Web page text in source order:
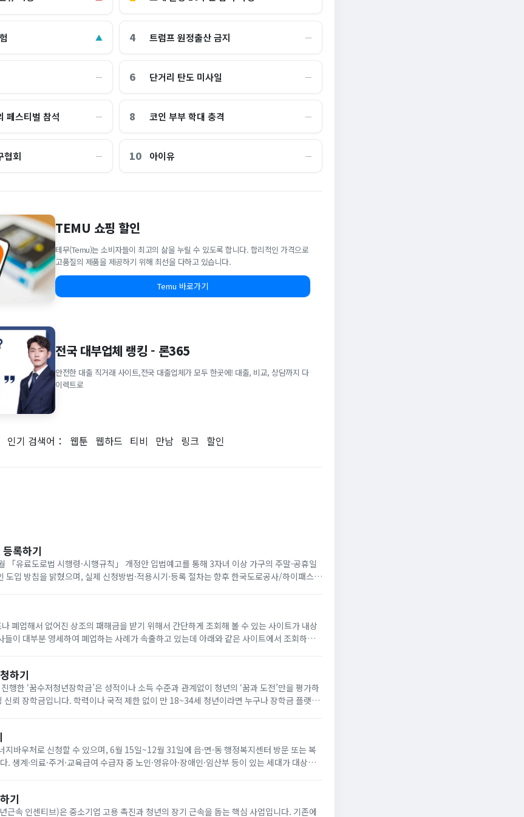
▲ 4 트럼프 원정출산 금지 ―
― 6 단거리 탄도 미사일 ―
페스티벌 참석 ― 8 코인 부부 학대 충격 ―
협회 ― 10 아이유 ―
TEMU 쇼핑 할인
테무(Temu)는 소비자들이 최고의 삶을 누릴 수 있도록 합니다. 합리적인 가격으로
고품질의 제품을 제공하기 위해 최선을 다하고 있습니다.
Temu 바로가기
전국 대부업체 랭킹 - 론365
안전한 대출 직거래 사이트,전국 대출업체가 모두 한곳에! 대출, 비교, 상담까지 다
이렉트로
인기 검색어： 웹툰 웹하드 티비 만남 링크 할인
록하기
「유료도로법 시행령·시행규칙」 개정안 입법예고를 통해 3자녀 이상 가구의 주말·공휴일
도입 방침을 밝혔으며, 실제 신청방법·적용시기·등록 절차는 향후 한국도로공사/하이패스
폐업해서 없어진 상조의 패해금을 받기 위해서 간단하게 조회해 볼 수 있는 사이트가 내상
하기
행한 ‘꿈수저청년장학금’은 성적이나 소득 수준과 관계없이 청년의 ‘꿈과 도전’만을 평가하
신뢰 장학금입니다. 학력이나 국적 제한 없이 만 18~34세 청년이라면 누구나 장학금 플랫폼
지바우처로 신청할 수 있으며, 6월 15일~12월 31일에 읍·면·동 행정복지센터 방문 또는 복
. 생계·의료·주거·교육급여 수급자 중 노인·영유아·장애인·임산부 등이 있는 세대가 대상
기
근속 인센티브)은 중소기업 고용 촉진과 청년의 장기 근속을 돕는 핵심 사업입니다. 기존에